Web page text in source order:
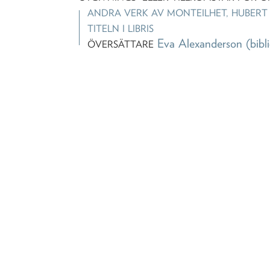
ANDRA VERK AV MONTEILHET, HUBERT
TITELN I LIBRIS
ÖVERSÄTTARE Eva Alexanderson